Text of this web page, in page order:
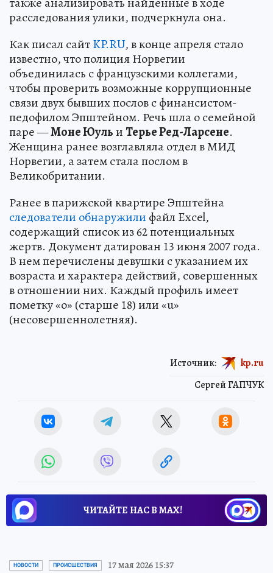
расследования улики, подчеркнула она.
Как писал сайтKP.RU, в конце апреля стало
известно, что полиция Норвегии
объединилась с французскими коллегами,
чтобы проверить возможные коррупционные
связи двух бывших послов с финансистом-
педофилом Эпштейном. Речь шла о семейной
паре —Моне Юульи Терье Ред-Ларсене.
Женщина ранее возглавляла отдел в МИД
Норвегии, а затем стала послом в
Великобритании.
Ранее в парижской квартире Эпштейна
следователи обнаружили файл Excel,
содержащий список из 62 потенциальных
жертв. Документ датирован 13 июня 2007 года.
В нем перечислены девушки с указанием их
возраста и характера действий, совершенных
в отношении них. Каждый профиль имеет
пометку «о» (старше 18) или «u»
(несовершеннолетняя).
Сергей ГАПЧУК
Источник: kp.ru
ЧИТАЙТЕ НАС В МАХ!
НОВОСТИ ПРОИСШЕСТВИЯ 17 мая 2026 15:37